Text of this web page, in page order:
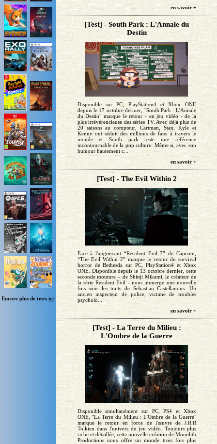
Encore plus de testsici
en savoir +
[Test] - South Park : L'Annale du
Destin
Disponible sur PC, PlayStation4 et Xbox ONE
depuis le 17 octobre dernier, "South Park : L'Annale
du Destin" marque le retour - en jeu vidéo - de la
plus irrévérencieuse des séries TV. Avec déjà plus de
20 saisons au compteur, Cartman, Stan, Kyle et
Kenny ont séduit des millions de fans à travers le
monde et South park reste une référence
incontournable de la pop culture. Même si, avec son
humour hautement c...
en savoir +
[Test] - The Evil Within 2
Face à l'angoissant “Resident Evil 7” de Capcom,
“The Evil Within 2” marque le retour du survival
horror de Bethesda sur PC, PlayStation4 et Xbox
ONE. Disponible depuis le 13 octobre dernier, cette
seconde mouture – de Shinji Mikami, le créateur de
la série Resident Evil - nous immerge une nouvelle
fois sous les traits de Sebastian Castellanons. Un
ancien inspecteur de police, victime de troubles
psycholo...
en savoir +
[Test] - La Terre du Milieu :
L'Ombre de la Guerre
Disponible simultanément sur PC, PS4 et Xbox
ONE, "La Terre du Milieu : L'Ombre de la Guerre"
marque le retour en force de l'œuvre de J.R.R
Tolkien dans l'univers du jeu vidéo. Toujours plus
riche et détaillée, cette nouvelle création de Monolith
Productions nous offre un monde trois fois plus